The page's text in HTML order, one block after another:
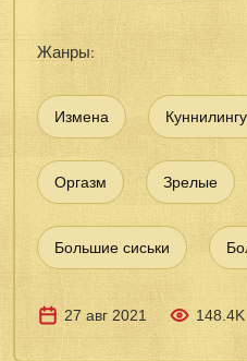
Жанры:
Измена
Оргазм Зрелые
Большие сиськи
27 авг 2021 148.4K